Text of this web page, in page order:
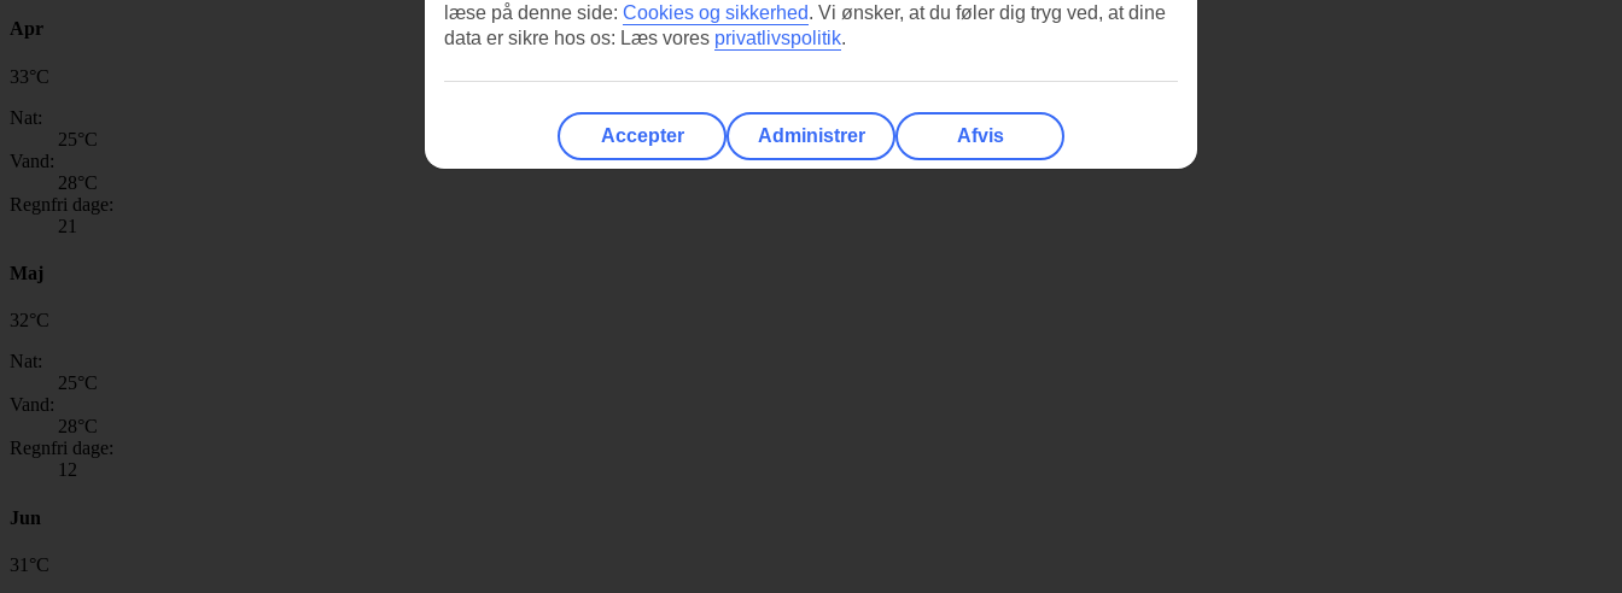
Apr
33°C
Nat:
25°C
Vand:
28°C
Regnfri dage:
21
Maj
32°C
Nat:
25°C
Vand:
28°C
Regnfri dage:
12
Jun
31 °C
læse på denne side: Cookies og sikkerhed. Vi ønsker, at du føler dig tryg ved, at dine
data er sikre hos os: Læs vores privatlivspolitik.
Accepter Administrer Afvis